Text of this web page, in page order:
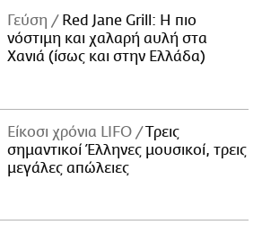
Γεύση
Red Jane Grill: Η πιο
νόστιμη και χαλαρή αυλή στα
Χανιά (ίσως και στην Ελλάδα)
Είκοσι χρόνια LIFO
Tρεις
σημαντικοί Έλληνες μουσικοί, τρεις
μεγάλες απώλειες